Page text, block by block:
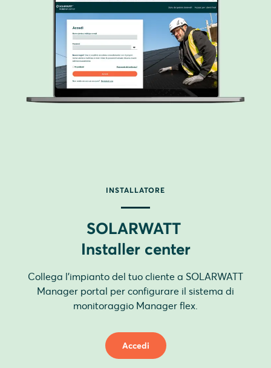
INSTALLATORE
SOLARWATT
Installer center
Collega l'impianto del tuo cliente a SOLARWATT
Manager portal per configurare il sistema di
monitoraggio Manager flex.
Accedi